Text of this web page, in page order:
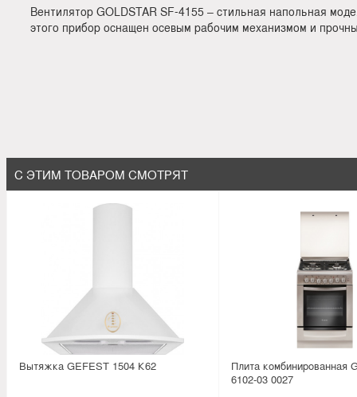
Вентилятор GOLDSTAR SF-4155 – стильная напольная
этого прибор оснащен осевым рабочим механизмом и
С ЭТИМ ТОВАРОМ СМОТРЯТ
Вытяжка GEFEST 1504 К62
Плита комбинированная
6102-03 0027